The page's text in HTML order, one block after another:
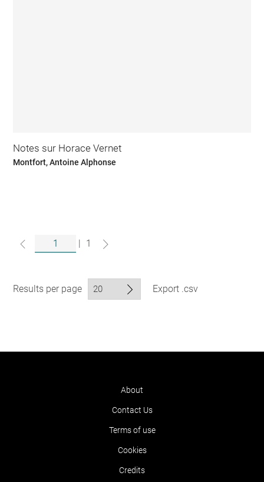
Notes sur Horace Vernet
Montfort, Antoine Alphonse
| 1
Results per page Export .csv
About
Contact Us
Terms of use
Cookies
Credits